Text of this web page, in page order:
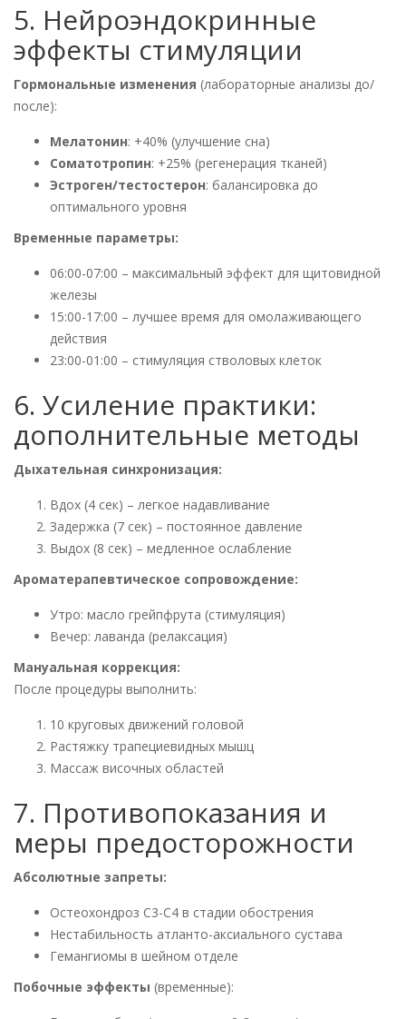
5. Нейроэндокринные
эффекты стимуляции
Гормональные изменения (лабораторные анализы до/
после):
Мелатонин: +40% (улучшение сна)
Соматотропин: +25% (регенерация тканей)
Эстроген/тестостерон: балансировка до
оптимального уровня
Временные параметры:
06:00-07:00 – максимальный эффект для щитовидной
железы
15:00-17:00 – лучшее время для омолаживающего
действия
23:00-01:00 – стимуляция стволовых клеток
6. Усиление практики:
дополнительные методы
Дыхательная синхронизация:
Вдох (4 сек) – легкое надавливание
Задержка (7 сек) – постоянное давление
Выдох (8 сек) – медленное ослабление
Ароматерапевтическое сопровождение:
Утро: масло грейпфрута (стимуляция)
Вечер: лаванда (релаксация)
Мануальная коррекция:
После процедуры выполнить:
10 круговых движений головой
Растяжку трапециевидных мышц
Массаж височных областей
7. Противопоказания и
меры предосторожности
Абсолютные запреты:
Остеохондроз C3-C4 в стадии обострения
Нестабильность атланто-аксиального сустава
Гемангиомы в шейном отделе
Побочные эффекты (временные):